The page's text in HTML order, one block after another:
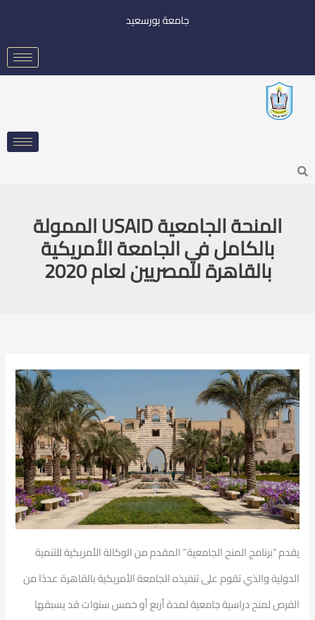
جامعة بورسعيد
Search
المنحة الجامعية USAID الممولة
بالكامل في الجامعة الأمريكية
بالقاهرة للمصريين لعام 2020
يقدم “برنامج المنح الجامعية” المقدم من الوكالة الأمريكية للتنمية
الدولية والذي تقوم على تنفيذه الجامعة الأمريكية بالقاهرة عددًا من
الفرص لمنح دراسية جامعية لمدة أربع أو خمس سنوات قد يسبقها